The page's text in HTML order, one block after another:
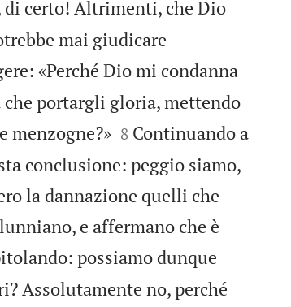
di certo! Altrimenti, che Dio
mai giudicare
«Perché Dio mi condanna
che portargli gloria, mettendo
menzogne?»
8 Continuando a
conclusione: peggio siamo,
la dannazione quelli che
e affermano che è
possiamo dunque
Assolutamente no, perché